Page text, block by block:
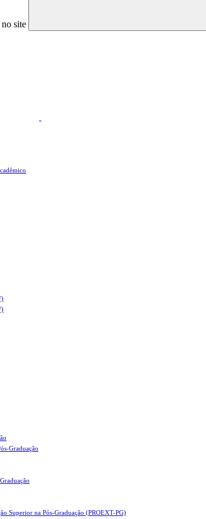
site
Buscar
Graduação
Superior na Pós-Graduação (PROEXT-PG)